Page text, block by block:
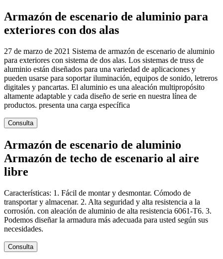
Armazón de escenario de aluminio para
exteriores con dos alas
27 de marzo de 2021 Sistema de armazón de escenario de aluminio
para exteriores con sistema de dos alas. Los sistemas de truss de
aluminio están diseñados para una variedad de aplicaciones y
pueden usarse para soportar iluminación, equipos de sonido, letreros
digitales y pancartas. El aluminio es una aleación multipropósito
altamente adaptable y cada diseño de serie en nuestra línea de
productos. presenta una carga específica
Consulta
Armazón de escenario de aluminio
Armazón de techo de escenario al aire
libre
Características: 1. Fácil de montar y desmontar. Cómodo de
transportar y almacenar. 2. Alta seguridad y alta resistencia a la
corrosión. con aleación de aluminio de alta resistencia 6061-T6. 3.
Podemos diseñar la armadura más adecuada para usted según sus
necesidades.
Consulta